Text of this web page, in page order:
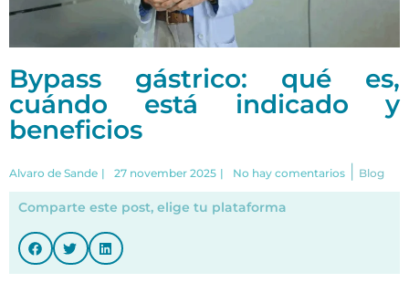
Bypass gástrico: qué es,
cuándo está indicado y
beneficios
Alvaro de Sande | 27 november 2025 | No hay comentarios Blog
Comparte este post, elige tu plataforma